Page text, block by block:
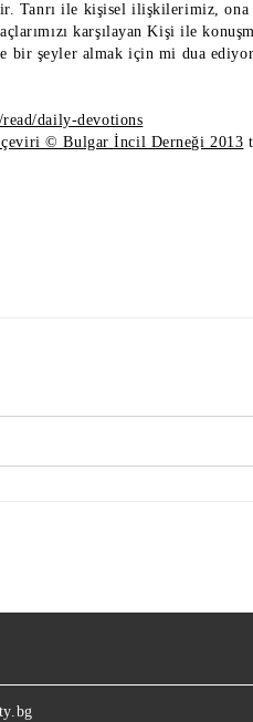
Tanrı ile kişisel ilişkilerimiz,
karşılayan Kişi ile
bir şeyler almak için mi dua
daily-devotions
© Bulgar İncil Derneği 2013